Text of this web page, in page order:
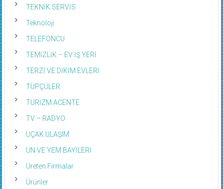
TEKNİK SERVİS
Teknoloji
TELEFONCU
TEMİZLİK – EV İŞ YERİ
TERZİ VE DİKİM EVLERİ
TÜPÇÜLER
TURİZM ACENTE
TV – RADYO
UÇAK ULAŞIM
UN VE YEM BAYİLERİ
Üreten Firmalar
Ürünler